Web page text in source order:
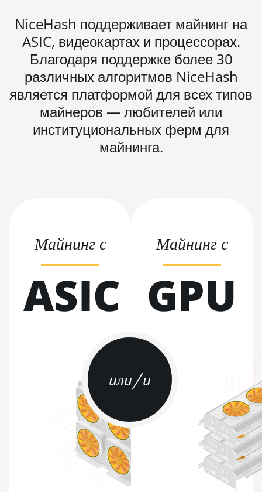
BITMAIN AntMiner S19j Pro
(104Th)
BITMAIN AntMiner S19j Pro+
(120Th)
BITMAIN AntMiner S19j
Pro++ (125Th)
BITMAIN AntMiner S21
(200Th)
BITMAIN AntMiner S21 XP
BITMAIN AntMiner S21 XP
Hyd (473Th)
BITMAIN AntMiner S21 XP
BITMAIN AntMiner S21 XP+
Hyd (500Th)
BITMAIN AntMiner S21+
BITMAIN AntMiner S21+ Hyd
(319Th)
BITMAIN AntMiner S21e XP
Hyd (430Th)
BITMAIN AntMiner S21e XP
NiceHash поддерживает майнинг на
ASIC, видеокартах и процессорах.
Благодаря поддержке более 30
различных алгоритмов NiceHash
является платформой для всех типов
майнеров — любителей или
институциональных ферм для
майнинга.
или/и
Майнинг с
ASIC
Майнинг с
GPU